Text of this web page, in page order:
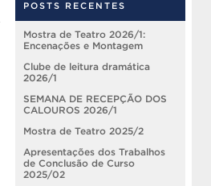
POSTS RECENTES
Mostra de Teatro 2026/1:
Encenações e Montagem
Clube de leitura dramática
2026/1
SEMANA DE RECEPÇÃO DOS
CALOUROS 2026/1
Mostra de Teatro 2025/2
Apresentações dos Trabalhos
de Conclusão de Curso
2025/02